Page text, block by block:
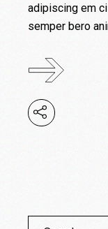
adipiscing em
semper bero
Search